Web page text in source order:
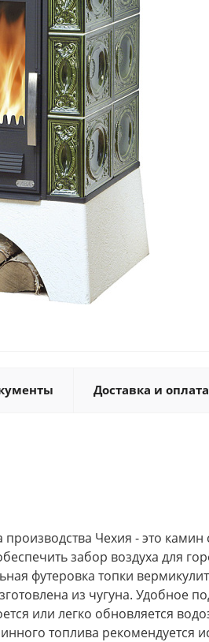
Доставка и оплата
Чехия - это
забор воздуха для
футеровка топки
из чугуна.
или легко обновляется
топлива